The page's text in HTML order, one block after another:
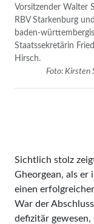
Vorsitzender Walter
RBV Starkenburg
baden-
Staatssekretärin
Hirsch.
Foto: Kirsten
Sichtlich stolz
Gheorgean, als er
einen
War der
defizitär ge­wesen,